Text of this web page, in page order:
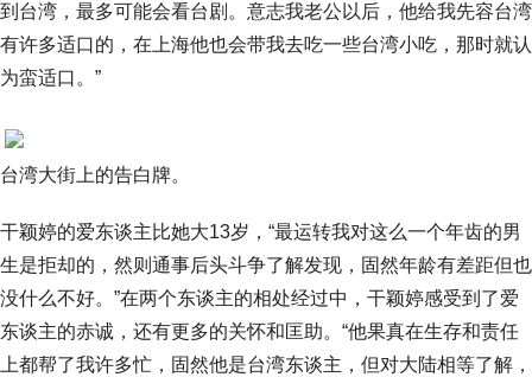
到台湾，最多可能会看台剧。意志我老公以后，他给我先容台湾
有许多适口的，在上海他也会带我去吃一些台湾小吃，那时就认
为蛮适口。”
台湾大街上的告白牌。
干颖婷的爱东谈主比她大13岁，“最运转我对这么一个年齿的男
生是拒却的，然则通事后头斗争了解发现，固然年龄有差距但也
没什么不好。”在两个东谈主的相处经过中，干颖婷感受到了爱
东谈主的赤诚，还有更多的关怀和匡助。“他果真在生存和责任
上都帮了我许多忙，固然他是台湾东谈主，但对大陆相等了解，